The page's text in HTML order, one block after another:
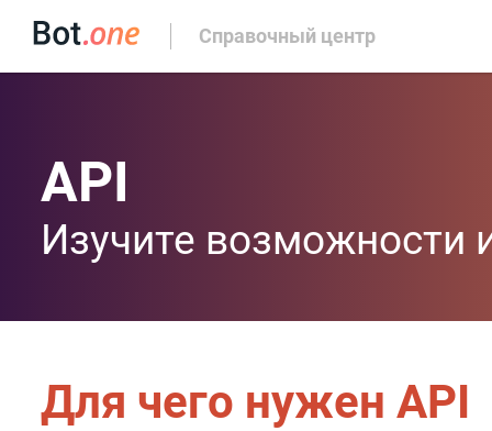
Справочный центр
API
Изучите возможности
Для чего нужен API